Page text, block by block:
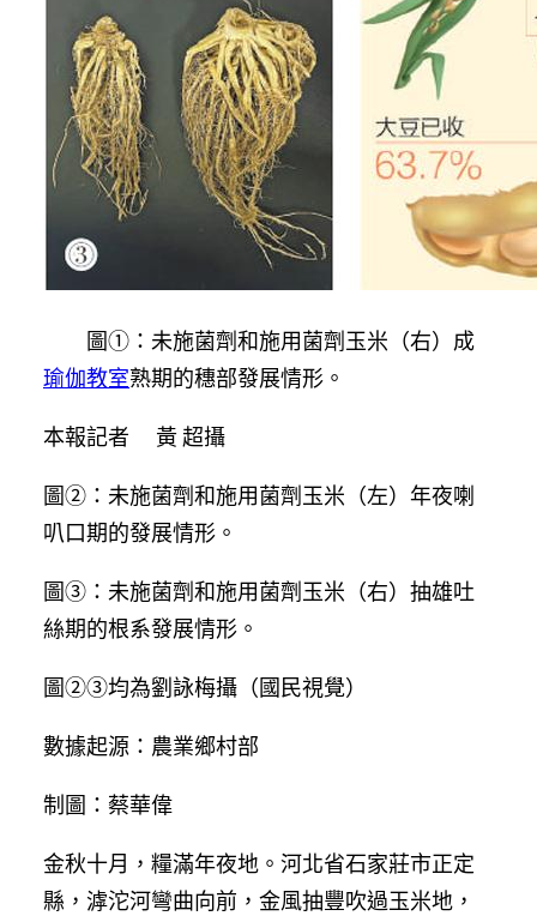
圖①：未施菌劑和施用菌劑玉米（右）成
瑜伽教室熟期的穗部發展情形。
本報記者 黃 超攝
圖②：未施菌劑和施用菌劑玉米（左）年夜喇
叭口期的發展情形。
圖③：未施菌劑和施用菌劑玉米（右）抽雄吐
絲期的根系發展情形。
圖②③均為劉詠梅攝（國民視覺）
數據起源：農業鄉村部
制圖：蔡華偉
金秋十月，糧滿年夜地。河北省石家莊市正定
縣，滹沱河彎曲向前，金風抽豐吹過玉米地，